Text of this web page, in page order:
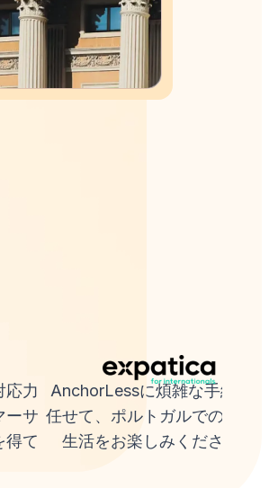
応力
ーサ
得て
AnchorLessに煩雑な手続きを
任せて、ポルトガルでの新し
生活をお楽しみください。